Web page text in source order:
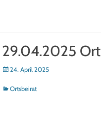
29.04.2025
Posted24. April 2025
Kategorien
Ortsbeirat